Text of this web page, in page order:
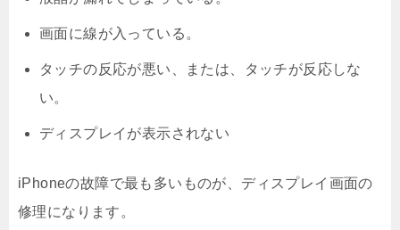
画面に線が入っている。
タッチの反応が悪い、または、タッチが反応しな
い。
ディスプレイが表示されない
iPhoneの故障で最も多いものが、ディスプレイ画面の
修理になります。